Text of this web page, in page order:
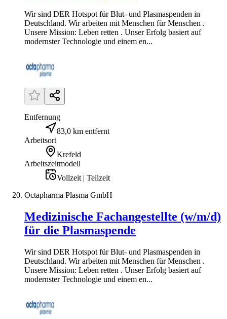
Wir sind DER Hotspot für Blut- und Plasmaspenden in
Deutschland. Wir arbeiten mit Menschen für Menschen .
Unsere Mission: Leben retten . Unser Erfolg basiert auf
modernster Technologie und einem en...
Entfernung
83,0 km entfernt
Arbeitsort
Krefeld
Arbeitszeitmodell
Vollzeit | Teilzeit
Octapharma Plasma GmbH
Medizinische Fachangestellte (w/m/d)
für die Plasmaspende
Wir sind DER Hotspot für Blut- und Plasmaspenden in
Deutschland. Wir arbeiten mit Menschen für Menschen .
Unsere Mission: Leben retten . Unser Erfolg basiert auf
modernster Technologie und einem en...